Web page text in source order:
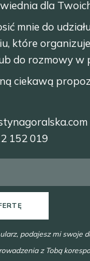
dla
mnie do
które
do rozmowy w
ciekawą
152 019
podajesz mi swoje
z Tobą